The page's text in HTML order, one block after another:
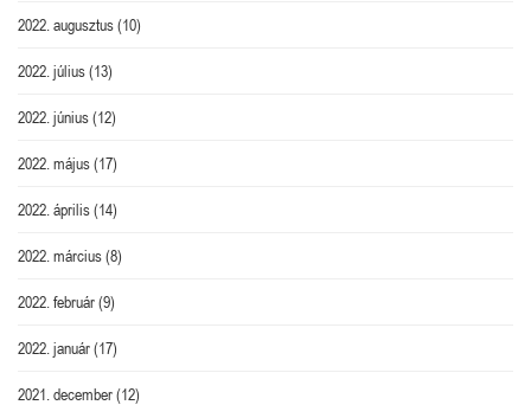
2022. augusztus(10)
2022. július(13)
2022. június(12)
2022. május(17)
2022. április(14)
2022. március(8)
2022. február(9)
2022. január(17)
2021. december(12)